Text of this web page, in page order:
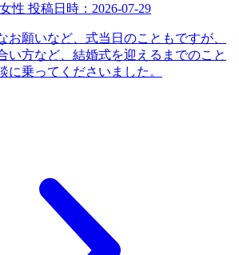
性 投稿日時： 2026-07-29
お願いなど、式当日のこともですが、
い方など、結婚式を迎えるまでのこと
に乗ってくださいました。